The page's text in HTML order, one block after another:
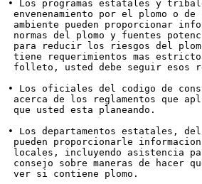
• Los programas estatales y
envenenamiento por el plomo o
ambiente pueden proporcionar
normas del plomo y fuentes
para reducir los riesgos del
tiene requerimientos mas
folleto, usted debe seguir esos
• Los oficiales del codigo de
acerca de los reglamentos que
que usted esta planeando.
• Los departamentos estatales,
pueden proporcionarle
locales, incluyendo asistencia
consejo sobre maneras de hacer
ver si contiene plomo.